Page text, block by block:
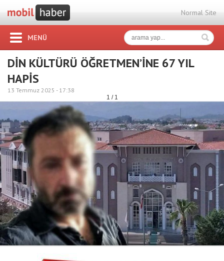
Normal Site
MENÜ
DİN KÜLTÜRÜ ÖĞRETMEN’İNE 67 YIL
HAPİS
13 Temmuz 2025 - 17:38
1 / 1